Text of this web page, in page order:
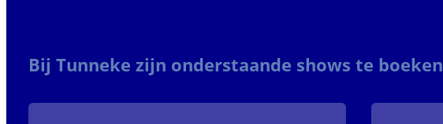
Bij Tunneke zijn onderstaande shows te boeken